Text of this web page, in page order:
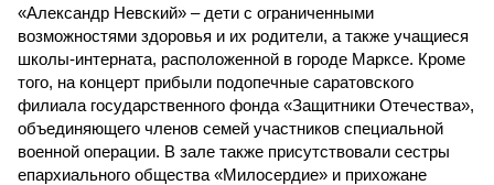
«Александр Невский» – дети с ограниченными
возможностями здоровья и их родители, а также учащиеся
школы-интерната, расположенной в городе Марксе. Кроме
того, на концерт прибыли подопечные саратовского
филиала государственного фонда «Защитники Отечества»,
объединяющего членов семей участников специальной
военной операции. В зале также присутствовали сестры
епархиального общества «Милосердие» и прихожане